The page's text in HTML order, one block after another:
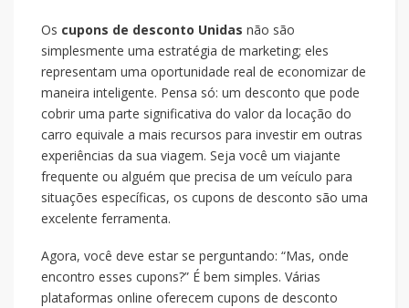
Os cupons de desconto Unidas não são
simplesmente uma estratégia de marketing; eles
representam uma oportunidade real de economizar de
maneira inteligente. Pensa só: um desconto que pode
cobrir uma parte significativa do valor da locação do
carro equivale a mais recursos para investir em outras
experiências da sua viagem. Seja você um viajante
frequente ou alguém que precisa de um veículo para
situações específicas, os cupons de desconto são uma
excelente ferramenta.
Agora, você deve estar se perguntando: “Mas, onde
encontro esses cupons?” É bem simples. Várias
plataformas online oferecem cupons de desconto